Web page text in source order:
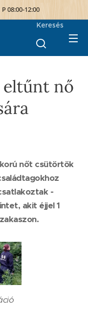
08:00-12:00
Keresés
eltűnt nő
nőt csütörtök
-
akit éjjel 1